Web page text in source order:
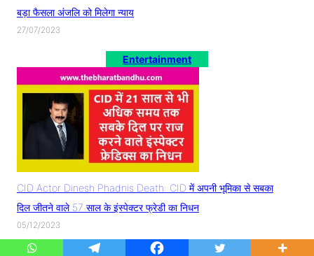
बड़ा फैसला अंजलि को मिलेगा न्याय
27/07/2023
Entertainment
CID Actor Dinesh Phadnis Death: CID में अपनी भूमिका से सबका
दिल जीतने वाले 57 साल के इंस्पेक्टर फ्रेडी का निधन
05/12/2023